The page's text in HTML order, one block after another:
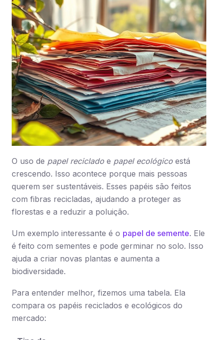
O uso de papel reciclado e papel ecológico está
crescendo. Isso acontece porque mais pessoas
querem ser sustentáveis. Esses papéis são feitos
com fibras recicladas, ajudando a proteger as
florestas e a reduzir a poluição.
Um exemplo interessante é o papel de semente. Ele
é feito com sementes e pode germinar no solo. Isso
ajuda a criar novas plantas e aumenta a
biodiversidade.
Para entender melhor, fizemos uma tabela. Ela
compara os papéis reciclados e ecológicos do
mercado: